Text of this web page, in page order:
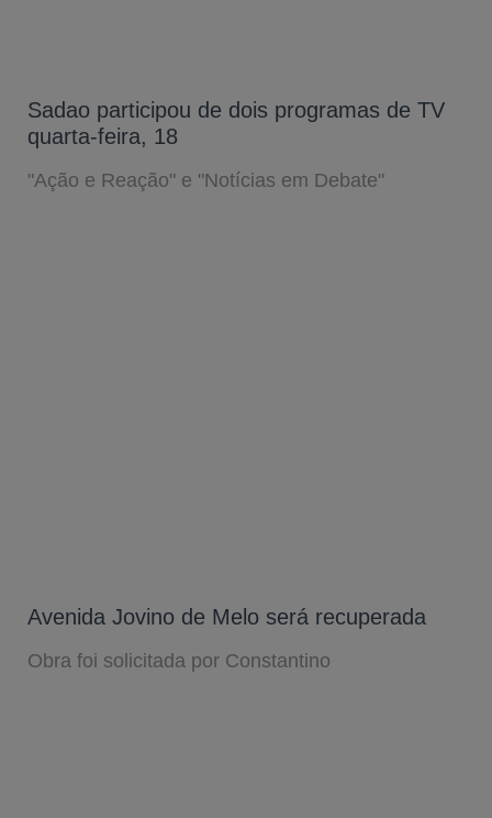
Sadao participou de dois programas de TV
quarta-feira, 18
"Ação e Reação" e "Notícias em Debate"
Avenida Jovino de Melo será recuperada
Obra foi solicitada por Constantino